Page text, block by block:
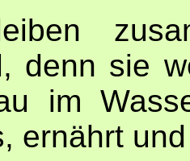
denn sie
im
ernährt